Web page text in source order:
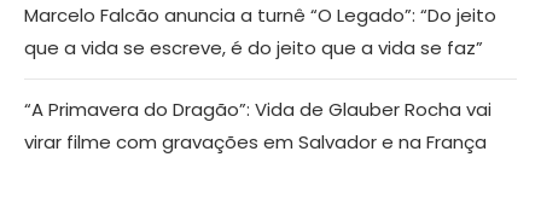
Marcelo Falcão anuncia a turnê “O Legado”: “Do jeito
que a vida se escreve, é do jeito que a vida se faz”
“A Primavera do Dragão”: Vida de Glauber Rocha vai
virar filme com gravações em Salvador e na França